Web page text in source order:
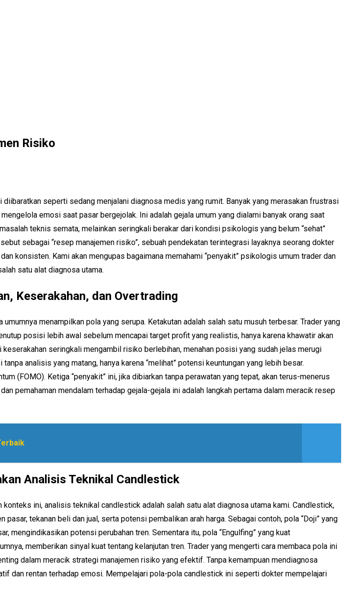
Risiko
seperti sedang menjalani diagnosa medis yang rumit. Banyak yang merasakan frustrasi
emosi saat pasar bergejolak. Ini adalah gejala umum yang dialami banyak orang saat
teknis semata, melainkan seringkali berakar dari kondisi psikologis yang belum “sehat”
sebagai “resep manajemen risiko”, sebuah pendekatan terintegrasi layaknya seorang dokter
konsisten. Kami akan mengupas bagaimana memahami “penyakit” psikologis umum trader dan
satu alat diagnosa utama.
Keserakahan, dan Overtrading
menampilkan pola yang serupa. Ketakutan adalah salah satu musuh terbesar. Trader yang
posisi lebih awal sebelum mencapai target profit yang realistis, hanya karena khawatir akan
seringkali mengambil risiko berlebihan, menahan posisi yang sudah jelas merugi
analisis yang matang, hanya karena “melihat” potensi keuntungan yang lebih besar.
(FOMO). Ketiga “penyakit” ini, jika dibiarkan tanpa perawatan yang tepat, akan terus-menerus
pemahaman mendalam terhadap gejala-gejala ini adalah langkah pertama dalam meracik resep
Analisis Teknikal Candlestick
ini, analisis teknikal candlestick adalah salah satu alat diagnosa utama kami. Candlestick,
tekanan beli dan jual, serta potensi pembalikan arah harga. Sebagai contoh, pola “Doji” yang
mengindikasikan potensi perubahan tren. Sementara itu, pola “Engulfing” yang kuat
memberikan sinyal kuat tentang kelanjutan tren. Trader yang mengerti cara membaca pola ini
dalam meracik strategi manajemen risiko yang efektif. Tanpa kemampuan mendiagnosa
dan rentan terhadap emosi. Mempelajari pola-pola candlestick ini seperti dokter mempelajari